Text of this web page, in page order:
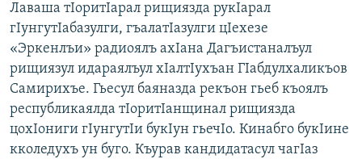
Лаваша тIоритIарал рищиязда рукIарал
гIунгутIабазулги, гъалатIазулги цIехезе
«Эркенлъи» радиоялъ ахIана Дагъистаналъул
рищиязул идараялъул хIалтIухъан ГIабдулхаликъов
Самирихъе. Гьесул баяназда рекъон гьеб къоялъ
республикаялда тIоритIанщинал рищиязда
цохIониги гIунгутIи букIун гьечIо. Кинабго букIине
кколедухъ ун буго. Къурав кандидатасул чагIаз